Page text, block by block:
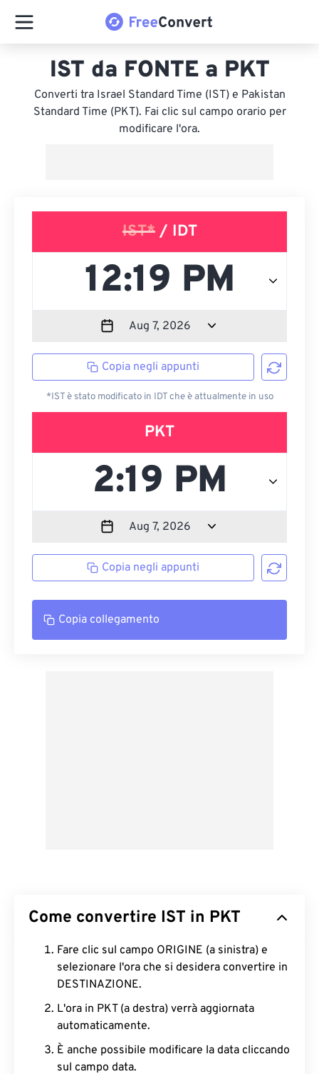
IST da FONTE a PKT
Converti tra Israel Standard Time (IST) e Pakistan
Standard Time (PKT). Fai clic sul campo orario per
modificare l'ora.
IST*/ IDT
Copia negli appunti
*IST è stato modificato in IDT che è attualmente in uso
PKT
Copia negli appunti
Copia collegamento
Come convertire IST in PKT
Fare clic sul campo ORIGINE (a sinistra) e
selezionare l'ora che si desidera convertire in
DESTINAZIONE.
L'ora in PKT (a destra) verrà aggiornata
automaticamente.
È anche possibile modificare la data cliccando
sul campo data.